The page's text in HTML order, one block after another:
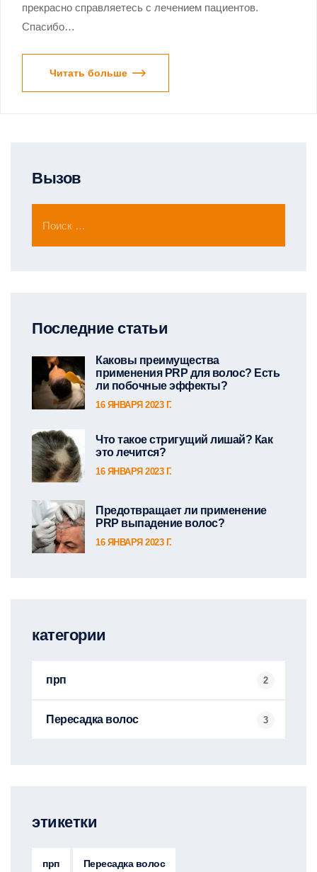
прекрасно справляетесь с лечением пациентов.
Спасибо…
Читать больше
Вызов
Последние статьи
Каковы преимущества
применения PRP для волос? Есть
ли побочные эффекты?
16 ЯНВАРЯ 2023 Г.
Что такое стригущий лишай? Как
это лечится?
16 ЯНВАРЯ 2023 Г.
Предотвращает ли применение
PRP выпадение волос?
16 ЯНВАРЯ 2023 Г.
категории
прп 2
Пересадка волос 3
этикетки
прп Пересадка волос